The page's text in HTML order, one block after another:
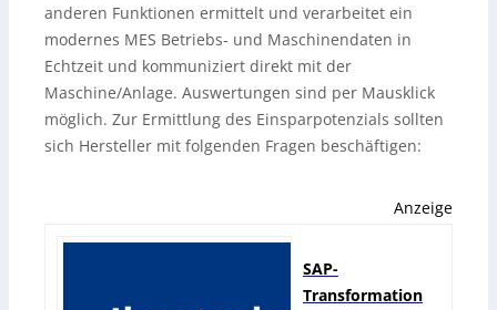
anderen Funktionen ermittelt und verarbeitet ein
modernes MES Betriebs- und Maschinendaten in
Echtzeit und kommuniziert direkt mit der
Maschine/Anlage. Auswertungen sind per Mausklick
möglich. Zur Ermittlung des Einsparpotenzials sollten
sich Hersteller mit folgenden Fragen beschäftigen:
Anzeige
SAP-
Transformation